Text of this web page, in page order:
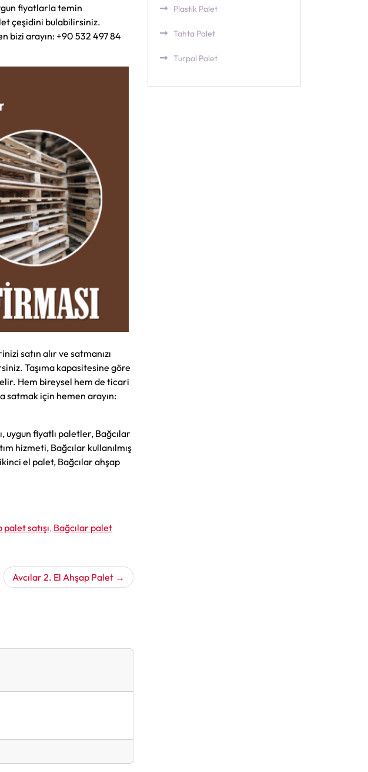
fiyatlarla temin
çeşidini bulabilirsiniz.
bizi arayın: +90 532 497 84
satın alır ve satmanızı
Taşıma kapasitesine göre
Hem bireysel hem de ticari
satmak için hemen arayın:
uygun fiyatlı paletler, Bağcılar
hizmeti, Bağcılar kullanılmış
el palet, Bağcılar ahşap
satışı, Bağcılar palet
Avcılar 2. El Ahşap Palet
Plastik Palet
Tahta Palet
Turpal Palet